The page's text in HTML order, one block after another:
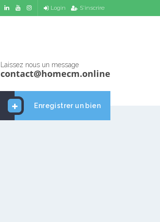
Login S'inscrire
Laissez nous un message
contact@homecm.online
Enregistrer un bien